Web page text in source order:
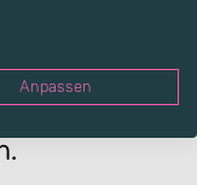
Anpassen